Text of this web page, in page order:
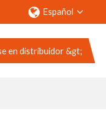
Español
en distribuidor &gt;